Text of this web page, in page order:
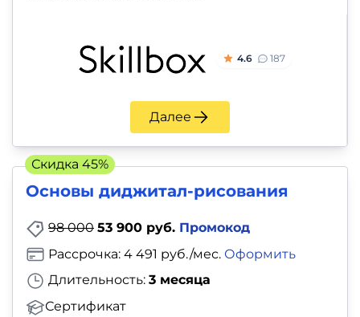
4.6 187
Далее
Основы диджитал-рисования
98 000 53 900 руб. Промокод
Длительность: 3 месяца
Сертификат
Рассрочка: 4 491 руб./мес. Оформить
Скидка 45%